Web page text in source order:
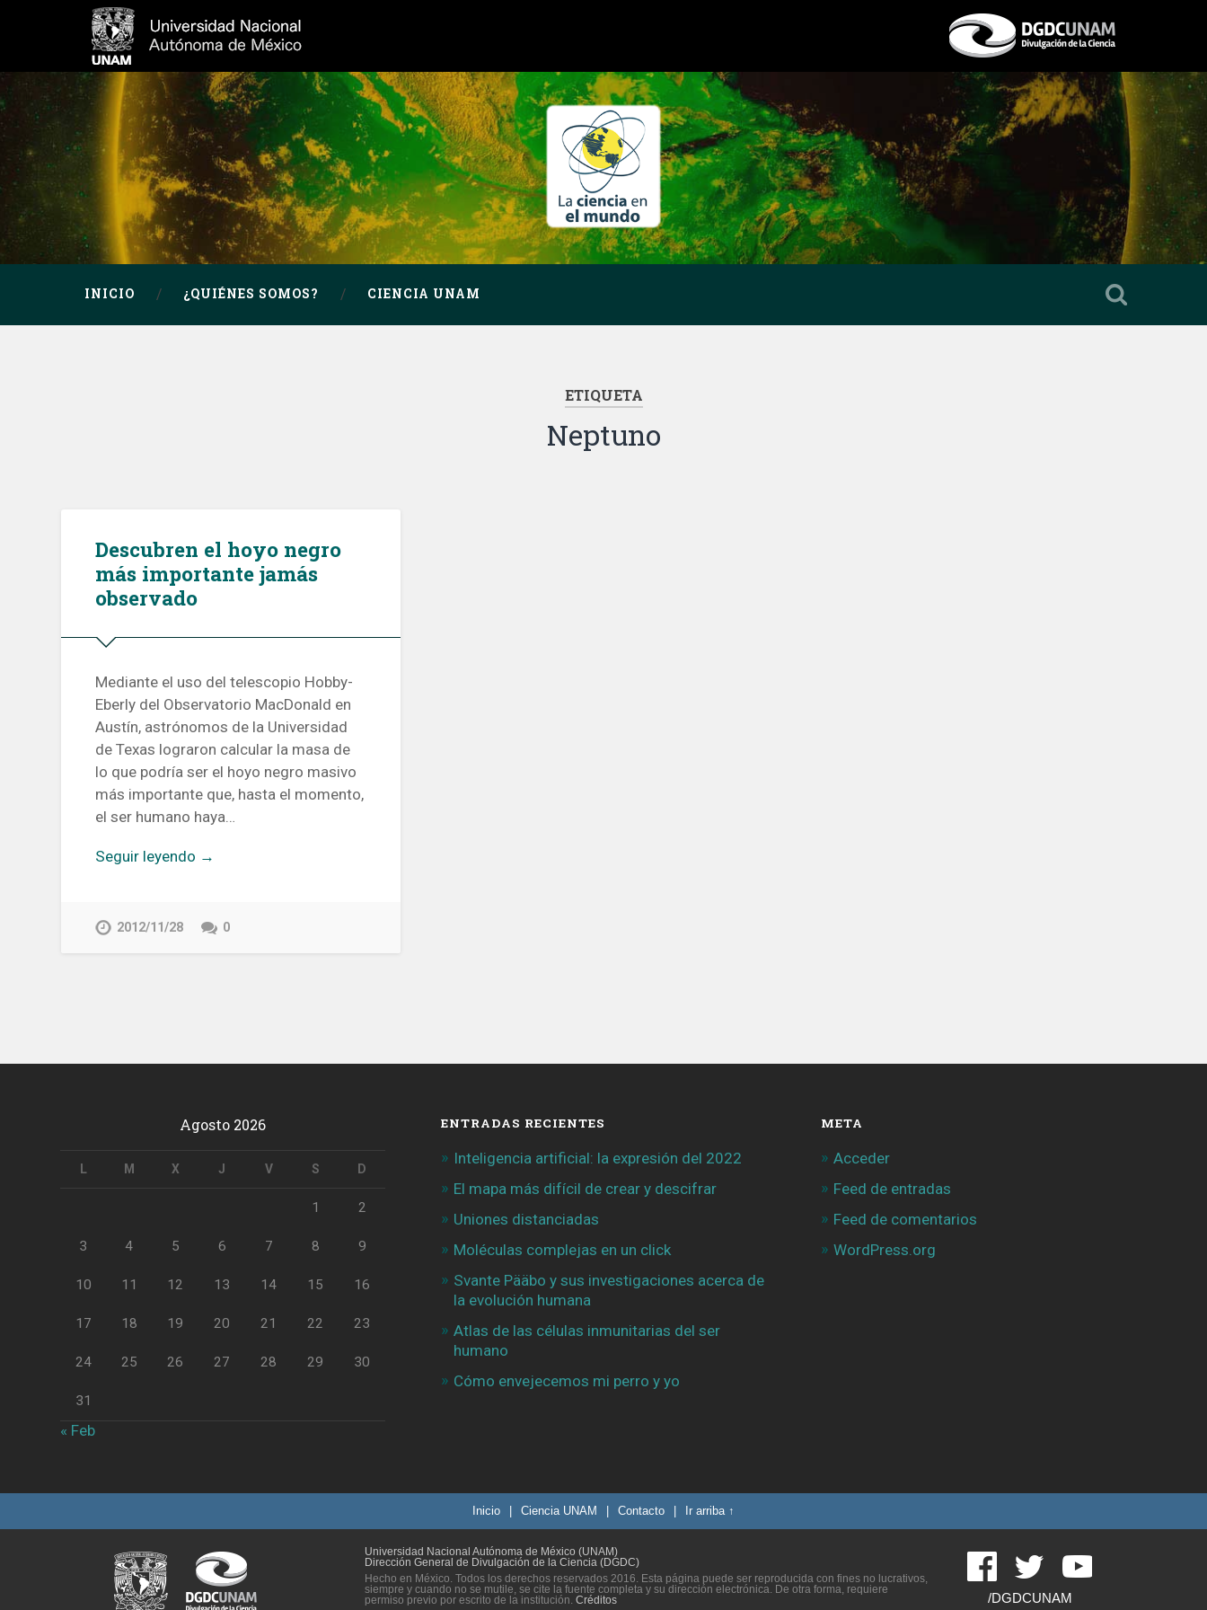
INICIO ¿QUIÉNES SOMOS? CIENCIA UNAM
ETIQUETA
Neptuno
Descubren el hoyo negro
más importante jamás
observado
Mediante el uso del telescopio Hobby-
Eberly del Observatorio MacDonald en
Austín, astrónomos de la Universidad
de Texas lograron calcular la masa de
lo que podría ser el hoyo negro masivo
más importante que, hasta el momento,
el ser humano haya…
Seguir leyendo →
2012/11/28 0
Agosto 2026
L M X J V S D
1 2
3 4 5 6 7 8 9
10 11 12 13 14 15 16
17 18 19 20 21 22 23
24 25 26 27 28 29 30
31
« Feb
ENTRADAS RECIENTES
Inteligencia artificial: la expresión del 2022
El mapa más difícil de crear y descifrar
Uniones distanciadas
Moléculas complejas en un click
Svante Pääbo y sus investigaciones acerca de
la evolución humana
Atlas de las células inmunitarias del ser
humano
Cómo envejecemos mi perro y yo
META
Acceder
Feed de entradas
Feed de comentarios
WordPress.org
Inicio Ciencia UNAM Contacto Ir arriba ↑
Universidad Nacional Autónoma de México (UNAM)
Dirección General de Divulgación de la Ciencia (DGDC)
Hecho en México. Todos los derechos reservados 2016. Esta página puede ser reproducida con fines no lucrativos,
siempre y cuando no se mutile, se cite la fuente completa y su dirección electrónica. De otra forma, requiere
permiso previo por escrito de la institución. Créditos /DGDCUNAM